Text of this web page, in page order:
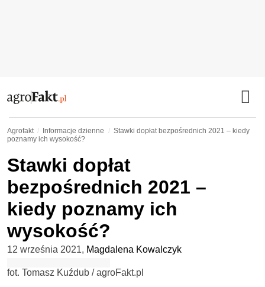
Agrofakt Informacje dzienne
Stawki dopłat bezpośrednich 2021 – kiedy
poznamy ich wysokość?
Stawki dopłat
bezpośrednich 2021 –
kiedy poznamy ich
wysokość?
12 września 2021, Magdalena Kowalczyk
fot. Tomasz Kuźdub / agroFakt.pl